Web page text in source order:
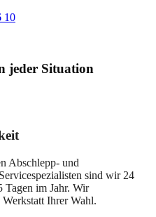
10
jeder Situation
Abschlepp- und
sind wir 24
Tagen im Jahr. Wir
Ihrer Wahl.